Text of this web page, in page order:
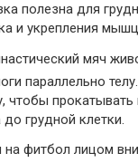
полезна для
и укрепления
мяч
параллельно
чтобы
грудной клетки.
фитбол лицом